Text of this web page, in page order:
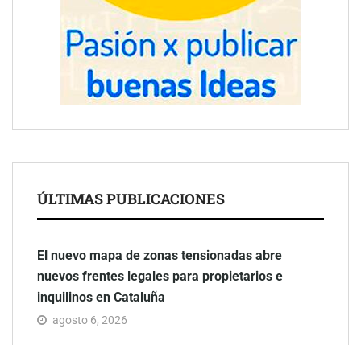
ÚLTIMAS PUBLICACIONES
El nuevo mapa de zonas tensionadas abre
nuevos frentes legales para propietarios e
inquilinos en Cataluña
agosto 6, 2026